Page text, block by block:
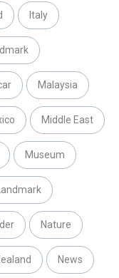
Italy
Malaysia
Middle East
Museum
Nature
News